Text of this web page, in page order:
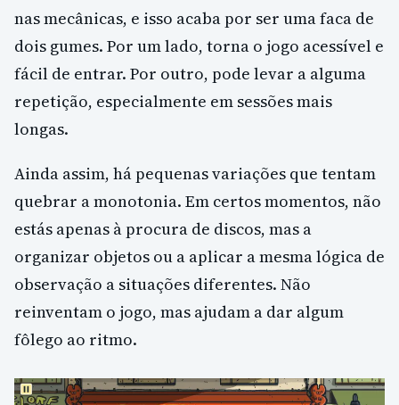
nas mecânicas, e isso acaba por ser uma faca de
dois gumes. Por um lado, torna o jogo acessível e
fácil de entrar. Por outro, pode levar a alguma
repetição, especialmente em sessões mais
longas.
Ainda assim, há pequenas variações que tentam
quebrar a monotonia. Em certos momentos, não
estás apenas à procura de discos, mas a
organizar objetos ou a aplicar a mesma lógica de
observação a situações diferentes. Não
reinventam o jogo, mas ajudam a dar algum
fôlego ao ritmo.